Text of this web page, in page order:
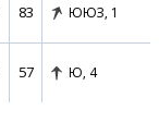
83 ЮЮЗ, 1
57 Ю, 4